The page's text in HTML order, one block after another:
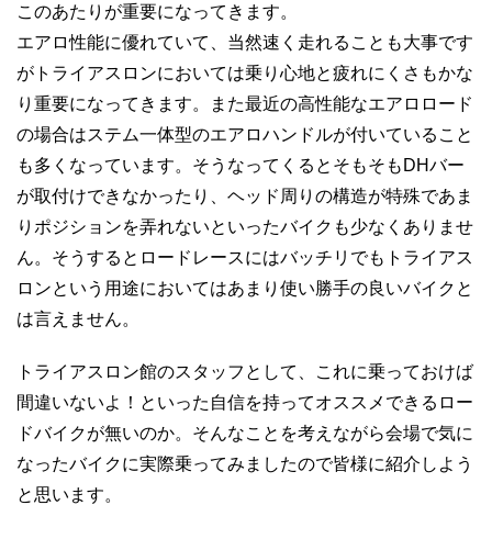
このあたりが重要になってきます。
エアロ性能に優れていて、当然速く走れることも大事です
がトライアスロンにおいては乗り心地と疲れにくさもかな
り重要になってきます。また最近の高性能なエアロロード
の場合はステム一体型のエアロハンドルが付いていること
も多くなっています。そうなってくるとそもそもDHバー
が取付けできなかったり、ヘッド周りの構造が特殊であま
りポジションを弄れないといったバイクも少なくありませ
ん。そうするとロードレースにはバッチリでもトライアス
ロンという用途においてはあまり使い勝手の良いバイクと
は言えません。
トライアスロン館のスタッフとして、これに乗っておけば
間違いないよ！といった自信を持ってオススメできるロー
ドバイクが無いのか。そんなことを考えながら会場で気に
なったバイクに実際乗ってみましたので皆様に紹介しよう
と思います。